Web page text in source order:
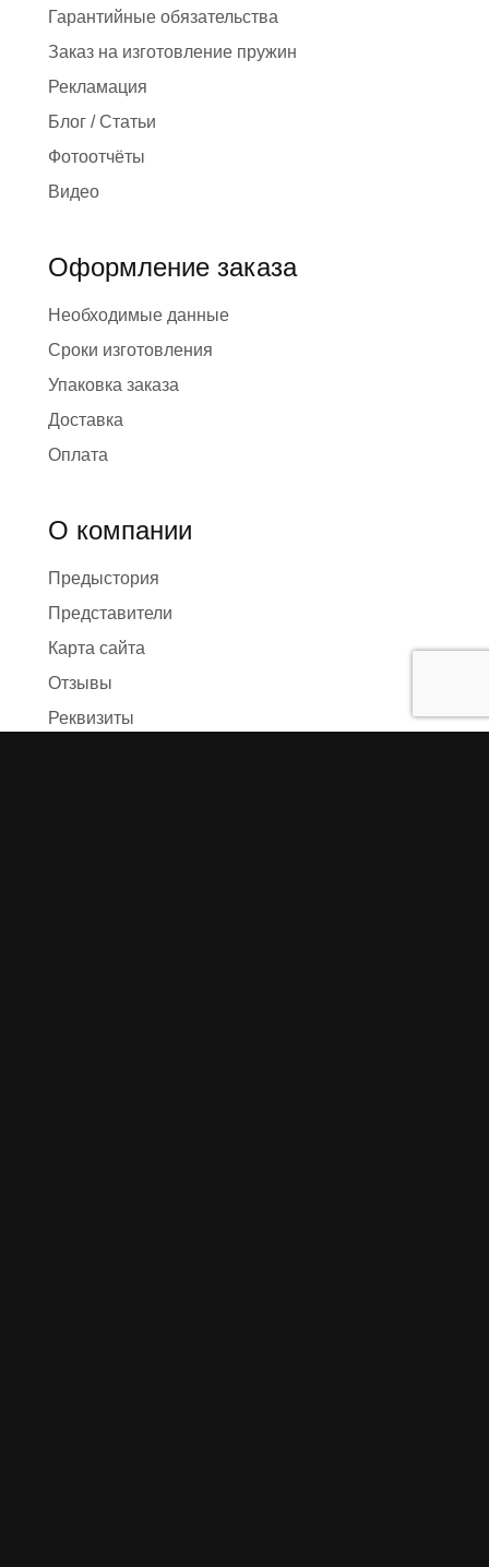
Гарантийные обязательства
Заказ на изготовление пружин
Рекламация
Блог / Статьи
Фотоотчёты
Видео
Оформление заказа
Необходимые данные
Сроки изготовления
Упаковка заказа
Доставка
Оплата
О компании
Предыстория
Представители
Карта сайта
Отзывы
Реквизиты